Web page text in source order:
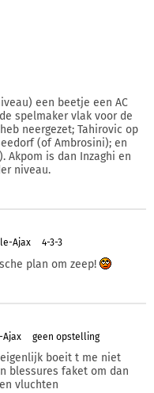
een beetje een AC
spelmaker vlak voor de
neergezet; Tahirovic op
(of Ambrosini); en
Akpom is dan Inzaghi en
niveau.
Ajax 4-3-3
plan om zeep!
Ajax geen opstelling
boeit t me niet
blessures faket om dan
vluchten